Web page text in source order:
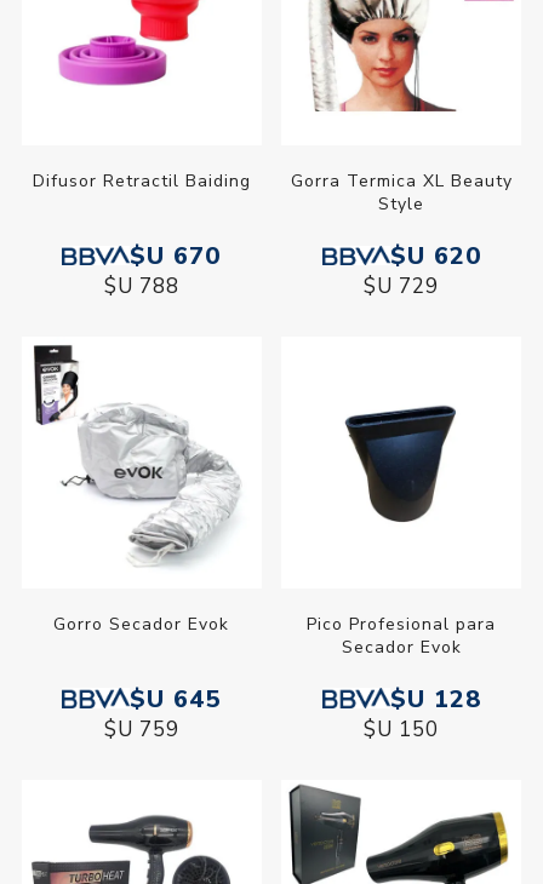
Difusor Retractil Baiding
$U 670
$U 788
Gorra Termica XL Beauty
Style
$U 620
$U 729
Gorro Secador Evok
$U 645
$U 759
Pico Profesional para
Secador Evok
$U 128
$U 150